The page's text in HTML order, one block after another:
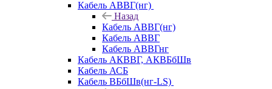
Кабель АВВГ(нг)
Назад
Кабель АВВГ(нг)
Кабель АВВГ
Кабель АВВГнг
Кабель АКВВГ, АКВБбШв
Кабель АСБ
Кабель ВБбШв(нг-LS)